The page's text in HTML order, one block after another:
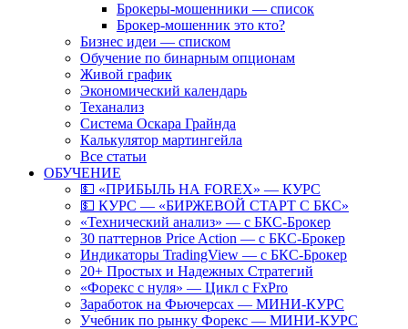
Брокеры-мошенники — список
Брокер-мошенник это кто?
Бизнес идеи — списком
Обучение по бинарным опционам
Живой график
Экономический календарь
Теханализ
Система Оскара Грайнда
Калькулятор мартингейла
Все статьи
ОБУЧЕНИЕ
💵 «ПРИБЫЛЬ НА FOREX» — КУРС
💵 КУРС — «БИРЖЕВОЙ СТАРТ С БКС»
«Технический анализ» — с БКС-Брокер
30 паттернов Price Action — с БКС-Брокер
Индикаторы TradingView — с БКС-Брокер
20+ Простых и Надежных Стратегий
«Форекс с нуля» — Цикл с FxPro
Заработок на Фьючерсах — МИНИ-КУРС
Учебник по рынку Форекс — МИНИ-КУРС